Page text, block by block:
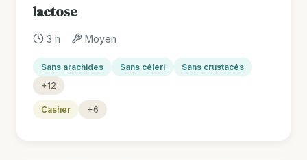
lactose
3 h Moyen
Sans arachides Sans céleri
Sans crustacés
+12
Casher +6